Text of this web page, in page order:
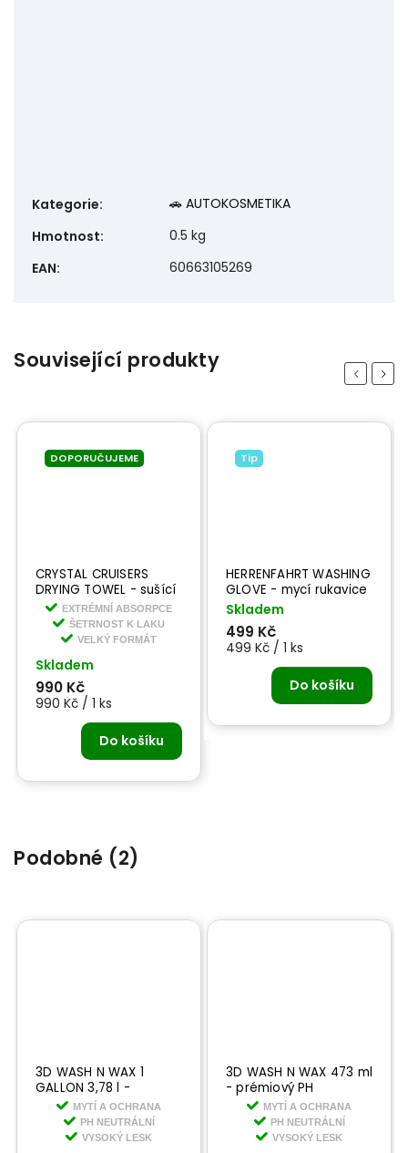
Kategorie:
🚗 AUTOKOSMETIKA
Hmotnost:
0.5 kg
EAN: 60663105269
Související produkty Previous
DOPORUČUJEME
CRYSTAL CRUISERS
DRYING TOWEL - sušící
ručník 1600 gsm
EXTRÉMNÍ ABSORPCE
ŠETRNOST K LAKU
VELKÝ FORMÁT
Skladem
990 Kč
990 Kč / 1 ks
Do košíku
Tip
HERRENFAHRT WASHING
GLOVE - mycí rukavice
Skladem
499 Kč
499 Kč / 1 ks
Do košíku
Next
Podobné (2)
3D WASH N WAX 1
GALLON 3,78 l -
prémiový PH neutrální
šampon s voskem
MYTÍ A OCHRANA
PH NEUTRÁLNÍ
VYSOKÝ LESK
3D WASH N WAX 473 ml
- prémiový PH
neutrální šampon s
voskem
MYTÍ A OCHRANA
PH NEUTRÁLNÍ
VYSOKÝ LESK